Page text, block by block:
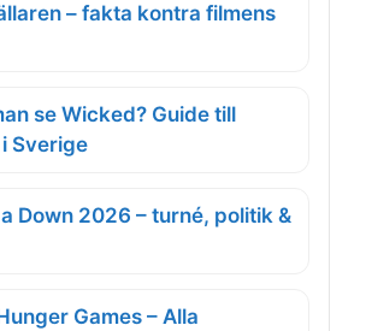
– fakta kontra filmens
se Wicked? Guide till
Sverige
Down 2026 – turné, politik &
Games – Alla